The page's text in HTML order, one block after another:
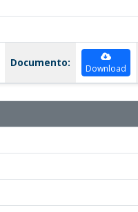
Documento: Download